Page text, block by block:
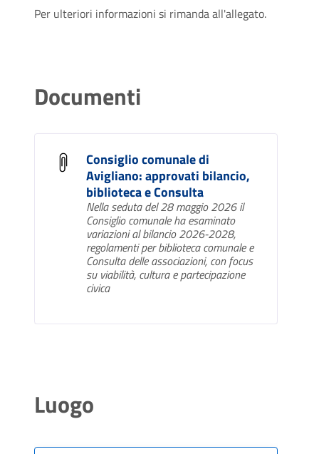
Per ulteriori informazioni si rimanda all'allegato.
Documenti
Consiglio comunale di
Avigliano: approvati bilancio,
biblioteca e Consulta
Nella seduta del 28 maggio 2026 il
Consiglio comunale ha esaminato
variazioni al bilancio 2026-2028,
regolamenti per biblioteca comunale e
Consulta delle associazioni, con focus
su viabilità, cultura e partecipazione
civica
Luogo